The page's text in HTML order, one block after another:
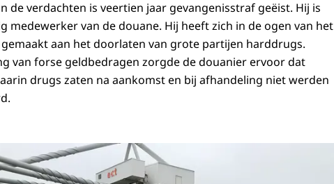
de verdachten is veertien jaar gevangenisstraf geëist. Hij is
medewerker van de douane. Hij heeft zich in de ogen van het
aan het doorlaten van grote partijen harddrugs.
van forse geldbedragen zorgde de douanier ervoor dat
drugs zaten na aankomst en bij afhandeling niet werden